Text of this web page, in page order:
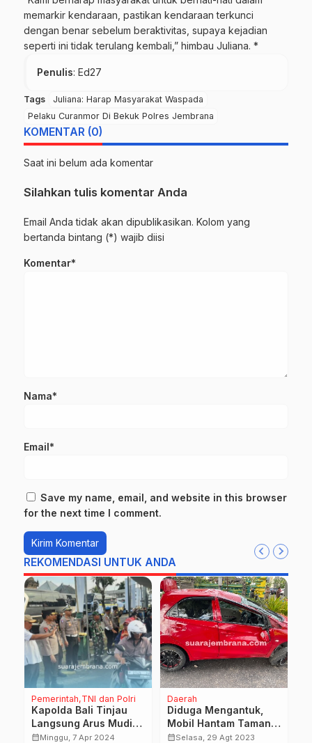
memarkir kendaraan, pastikan kendaraan terkunci
dengan benar sebelum beraktivitas, supaya kejadian
seperti ini tidak terulang kembali,” himbau Juliana. *
Penulis: Ed27
Tags
Juliana: Harap Masyarakat Waspada
Pelaku Curanmor Di Bekuk Polres Jembrana
KOMENTAR (0)
Saat ini belum ada komentar
Silahkan tulis komentar Anda
Email Anda tidak akan dipublikasikan. Kolom yang
bertanda bintang (*) wajib diisi
Komentar*
Nama*
Email*
Save my name, email, and website in this browser
for the next time I comment.
REKOMENDASI UNTUK ANDA
Pemerintah TNI dan Polri
Kapolda Bali Tinjau
Langsung Arus Mudik
Pelabuhan Gilimanuk
calendar_monthMinggu, 7 Apr 2024
Daerah
Diduga Mengantuk,
Mobil Hantam Taman
Median Jalan di
calendar_monthSelasa, 29 Agt 2023